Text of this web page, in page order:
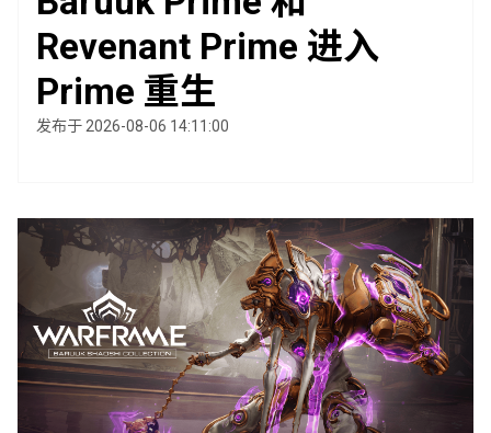
Revenant Prime 进入
Prime 重生
发布于 2026-08-06 14:11:00